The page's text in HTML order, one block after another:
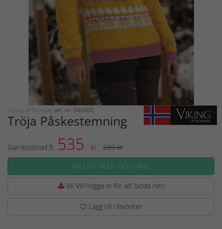
Viking of Norway art. nr: 040400
Tröja Påskestemning
Garnkostnad fr. 535 kr
589 kr
VÄLJ STORLEK OCH FÄRG
Bli VIP/logga in för att ladda ner!
Lägg till i favoriter